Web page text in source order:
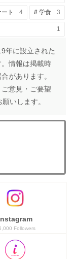
ト 4 学食 3
1
年に設立された
情報は掲載時
があります。
意見・ご要望
いします。
Followers